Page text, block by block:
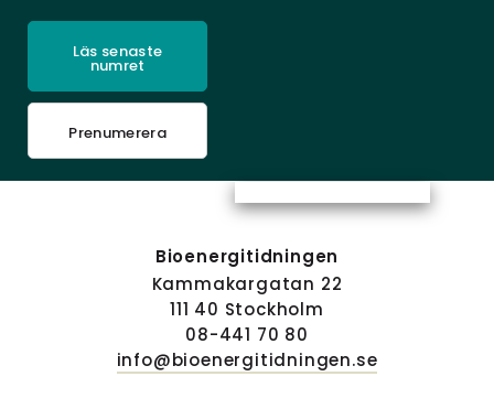
Läs senaste
numret
Prenumerera
Bioenergitidningen
Kammakargatan 22
111 40 Stockholm
08-441 70 80
info@bioenergitidningen.se